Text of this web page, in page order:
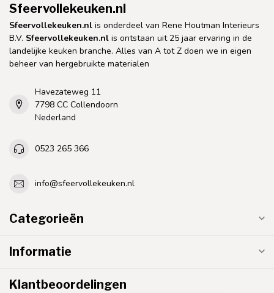
Sfeervollekeuken.nl
Sfeervollekeuken.nl is onderdeel van Rene Houtman Interieurs
B.V. Sfeervollekeuken.nl is ontstaan uit 25 jaar ervaring in de
landelijke keuken branche. Alles van A tot Z doen we in eigen
beheer van hergebruikte materialen
Havezateweg 11
7798 CC Collendoorn
Nederland
0523 265 366
info@sfeervollekeuken.nl
Categorieën
Informatie
Klantbeoordelingen